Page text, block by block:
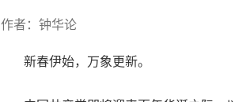
作者：钟华论
新春伊始，万象更新。